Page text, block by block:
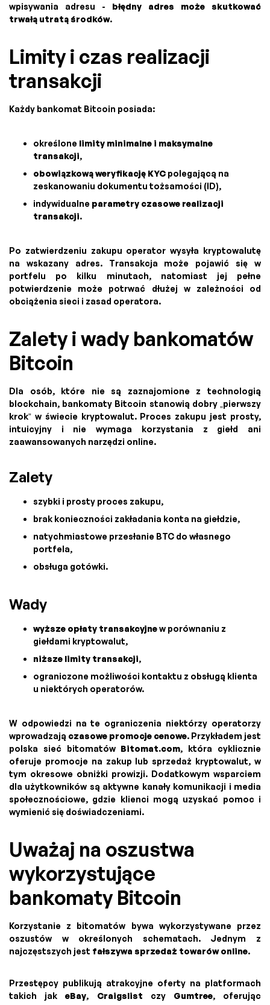
wpisywania adresu - błędny adres może skutkować
trwałą utratą środków.
Limity i czas realizacji
transakcji
Każdy bankomat Bitcoin posiada:
określone limity minimalne i maksymalne
transakcji,
obowiązkową weryfikację KYC polegającą na
zeskanowaniu dokumentu tożsamości (ID),
indywidualne parametry czasowe realizacji
transakcji.
Po zatwierdzeniu zakupu operator wysyła kryptowalutę
na wskazany adres. Transakcja może pojawić się w
portfelu po kilku minutach, natomiast jej pełne
potwierdzenie może potrwać dłużej w zależności od
obciążenia sieci i zasad operatora.
Zalety i wady bankomatów
Bitcoin
Dla osób, które nie są zaznajomione z technologią
blockchain, bankomaty Bitcoin stanowią dobry „pierwszy
krok” w świecie kryptowalut. Proces zakupu jest prosty,
intuicyjny i nie wymaga korzystania z giełd ani
zaawansowanych narzędzi online.
Zalety
szybki i prosty proces zakupu,
brak konieczności zakładania konta na giełdzie,
natychmiastowe przesłanie BTC do własnego
portfela,
obsługa gotówki.
Wady
wyższe opłaty transakcyjnew porównaniu z
giełdami kryptowalut,
niższe limity transakcji,
ograniczone możliwości kontaktu z obsługą klienta
u niektórych operatorów.
W odpowiedzi na te ograniczenia niektórzy operatorzy
wprowadzają czasowe promocje cenowe. Przykładem jest
polska sieć bitomatów Bitomat.com, która cyklicznie
oferuje promocje na zakup lub sprzedaż kryptowalut, w
tym okresowe obniżki prowizji. Dodatkowym wsparciem
dla użytkowników są aktywne kanały komunikacji i media
społecznościowe, gdzie klienci mogą uzyskać pomoc i
wymienić się doświadczeniami.
Uważaj na oszustwa
wykorzystujące
bankomaty Bitcoin
Korzystanie z bitomatów bywa wykorzystywane przez
oszustów w określonych schematach. Jednym z
najczęstszych jest fałszywa sprzedaż towarów online.
Przestępcy publikują atrakcyjne oferty na platformach
takich jakeBay, Craigslist czy Gumtree, oferując